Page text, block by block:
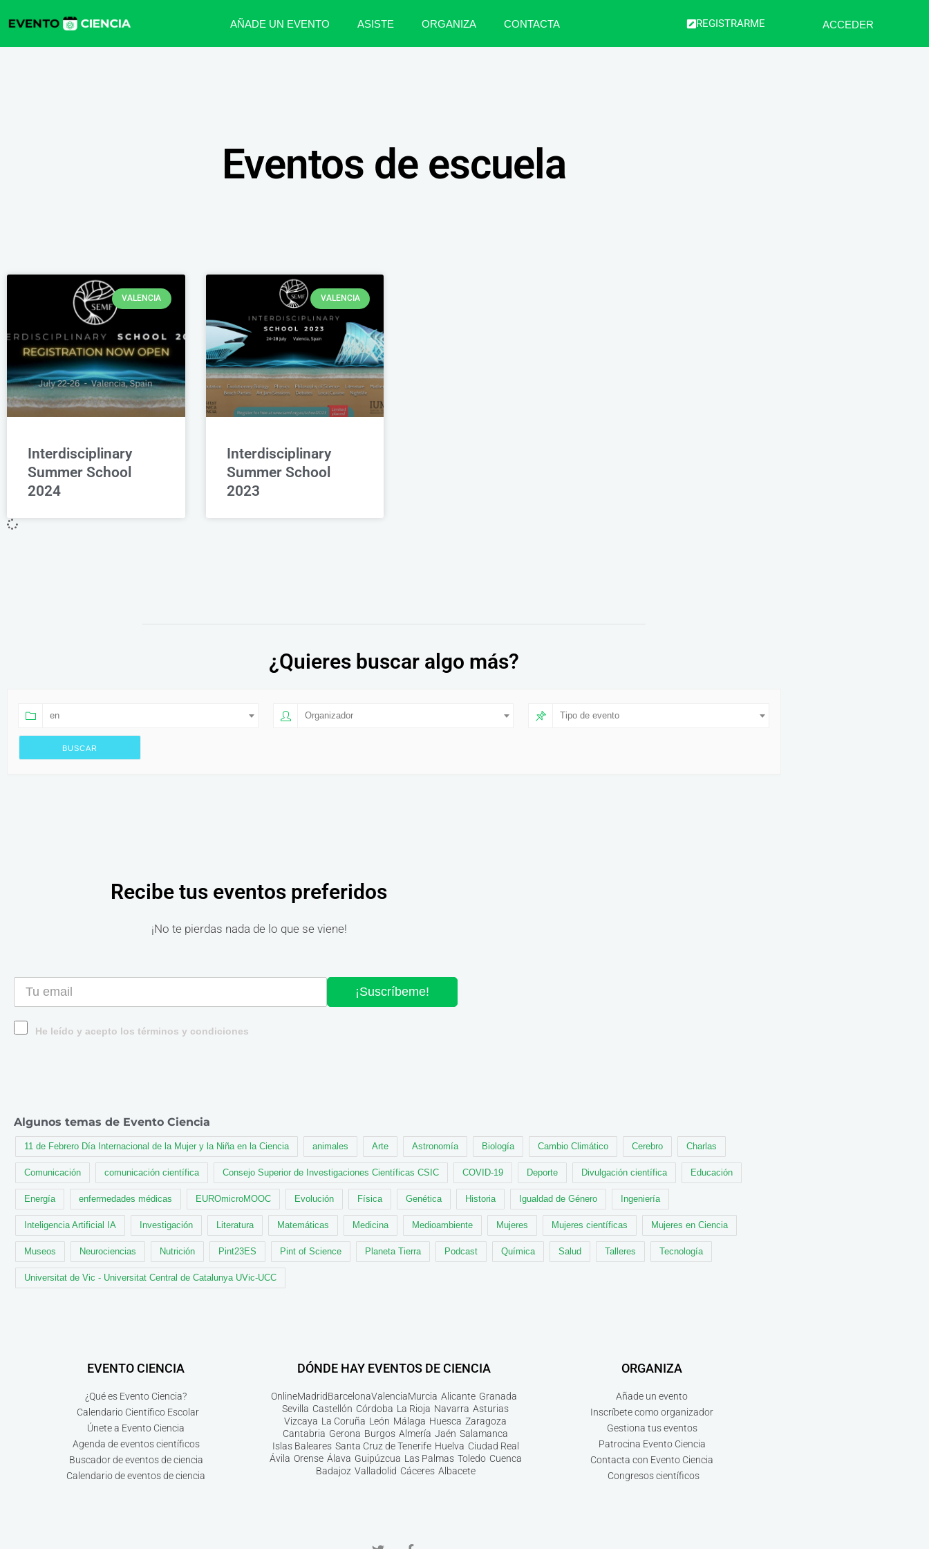
AÑADE UN EVENTO ASISTE ORGANIZA CONTACTA REGISTRARME ACCEDER
Eventos de escuela
VALENCIA
Interdisciplinary
Summer School
2024
VALENCIA
Interdisciplinary
Summer School
2023
¿Quieres buscar algo más?
en Organizador Tipo de evento
Recibe tus eventos preferidos
¡No te pierdas nada de lo que se viene!
¡Suscríbeme!
He leído y acepto los términos y condiciones
Algunos temas de Evento Ciencia
11 de Febrero Día Internacional de la Mujer y la Niña en la Ciencia animales Arte Astronomía Biología Cambio Climático Cerebro Charlas
Comunicación comunicación científica Consejo Superior de Investigaciones Científicas CSIC COVID-19 Deporte Divulgación científica Educación
Energía enfermedades médicas EUROmicroMOOC Evolución Física Genética Historia Igualdad de Género Ingeniería
Inteligencia Artificial IA Investigación Literatura Matemáticas Medicina Medioambiente Mujeres Mujeres científicas Mujeres en Ciencia
Museos Neurociencias Nutrición Pint23ES Pint of Science Planeta Tierra Podcast Química Salud Talleres Tecnología
Universitat de Vic - Universitat Central de Catalunya UVic-UCC
EVENTO CIENCIA
¿Qué es Evento Ciencia?
Calendario Científico Escolar
Únete a Evento Ciencia
Agenda de eventos científicos
Buscador de eventos de ciencia
Calendario de eventos de ciencia
DÓNDE HAY EVENTOS DE CIENCIA
OnlineMadridBarcelonaValenciaMurcia Alicante Granada
Sevilla Castellón Córdoba La Rioja Navarra Asturias
Vizcaya La Coruña León Málaga Huesca Zaragoza
Cantabria Gerona Burgos Almería Jaén Salamanca
Islas Baleares Santa Cruz de Tenerife Huelva Ciudad Real
Ávila Orense Álava Guipúzcua Las Palmas Toledo Cuenca
Badajoz Valladolid Cáceres Albacete
ORGANIZA
Añade un evento
Inscríbete como organizador
Gestiona tus eventos
Patrocina Evento Ciencia
Contacta con Evento Ciencia
Congresos científicos